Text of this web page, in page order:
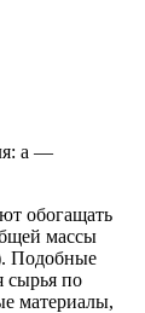
а —
обогащать
массы
Подобные
сырья по
материалы,